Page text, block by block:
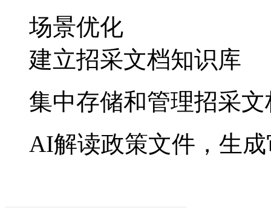
场景优化
建立招采文档知识库
集中存储和管理招采文
AI解读政策文件，生